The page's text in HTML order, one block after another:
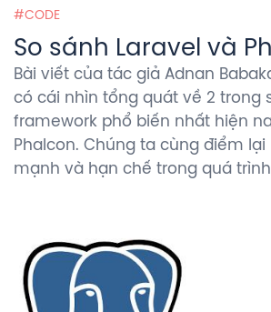
CODE
So sánh Laravel và
Bài viết của tác giả Adnan
có cái nhìn tổng quát về 2 trong
framework phổ biến nhất hiện
Phalcon. Chúng ta cùng điểm
mạnh và hạn chế trong quá